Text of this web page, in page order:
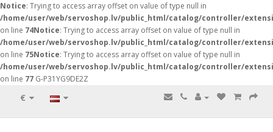
Notice: Trying to access array offset on value of type null in
/home/user/web/servoshop.lv/public_html/catalog/controller/
on line 74Notice: Trying to access array offset on value of type null in
/home/user/web/servoshop.lv/public_html/catalog/controller/
on line 75Notice: Trying to access array offset on value of type null in
/home/user/web/servoshop.lv/public_html/catalog/controller/
on line 77 G-P31YG9DE2Z
€